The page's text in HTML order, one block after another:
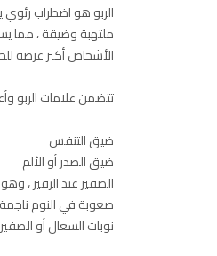
الربو هو اضطراب رئوي
ملتهبة وضيقة ،
الأشخاص أكثر عرضة
تتضمن علامات الربو
ضيق التنفس
ضيق الصدر أو الألم
الصفير عند الزفير ،
صعوبة في النوم
نوبات السعال أو